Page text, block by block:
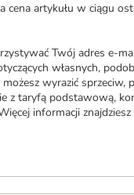
cena artykułu w ciągu
Twój adres e-
własnych,
wyrazić sprzeciw,
z taryfą podstawową,
informacji